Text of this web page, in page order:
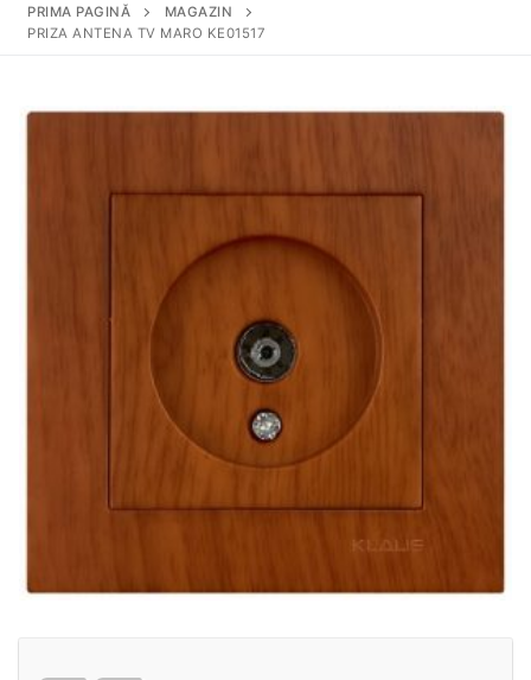
PRIMA PAGINĂ
MAGAZIN
PRIZA ANTENA TV MARO KE01517